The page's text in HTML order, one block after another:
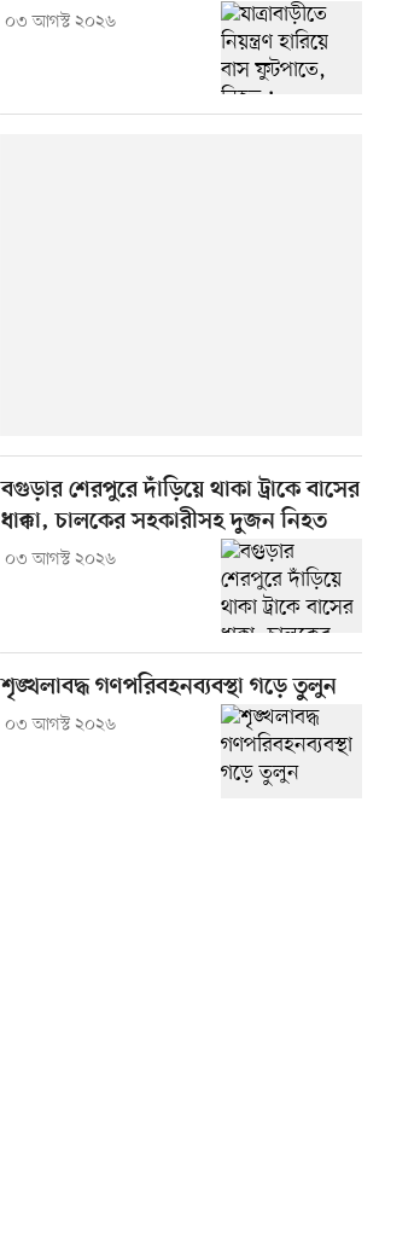
০৩ আগস্ট ২০২৬
বগুড়ার শেরপুরে দাঁড়িয়ে থাকা ট্রাকে বাসের
ধাক্কা, চালকের সহকারীসহ দুজন নিহত
০৩ আগস্ট ২০২৬
শৃঙ্খলাবদ্ধ গণপরিবহনব্যবস্থা গড়ে তুলুন
০৩ আগস্ট ২০২৬